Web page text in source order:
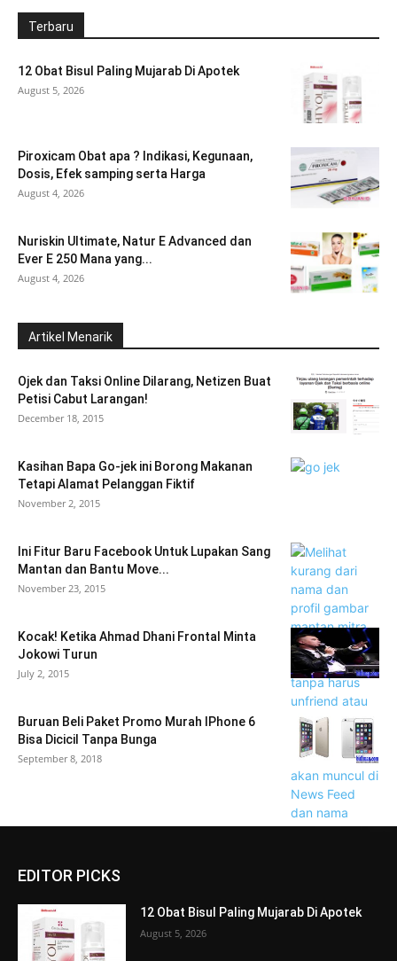
Terbaru
12 Obat Bisul Paling Mujarab Di Apotek
August 5, 2026
Piroxicam Obat apa ? Indikasi, Kegunaan,
Dosis, Efek samping serta Harga
August 4, 2026
Nuriskin Ultimate, Natur E Advanced dan
Ever E 250 Mana yang...
August 4, 2026
Artikel Menarik
Ojek dan Taksi Online Dilarang, Netizen Buat
Petisi Cabut Larangan!
December 18, 2015
Kasihan Bapa Go-jek ini Borong Makanan
Tetapi Alamat Pelanggan Fiktif
November 2, 2015
Ini Fitur Baru Facebook Untuk Lupakan Sang
Mantan dan Bantu Move...
November 23, 2015
Kocak! Ketika Ahmad Dhani Frontal Minta
Jokowi Turun
July 2, 2015
Buruan Beli Paket Promo Murah IPhone 6
Bisa Dicicil Tanpa Bunga
September 8, 2018
EDITOR PICKS
12 Obat Bisul Paling Mujarab Di Apotek
August 5, 2026